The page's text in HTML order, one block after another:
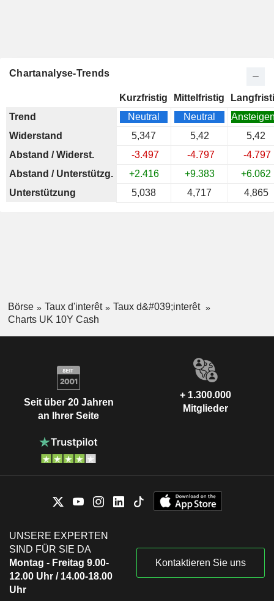
Chartanalyse-Trends
Kurzfristig Mittelfristig
Trend
Neutral Neutral
Widerstand
5,347 5,42
5,42
Abstand / Widerst.
-3.497 -4.797
-4.797
Abstand / Unterstützg.
+2.416 +9.383
+6.062
Unterstützung
5,038 4,717 4,865
Börse Taux d'interêt
Taux d&#039;interêt
Charts UK 10Y Cash
Seit über 20 Jahren
an Ihrer Seite
+ 1.300.000
Mitglieder
UNSERE EXPERTEN
SIND FÜR SIE DA
Montag - Freitag 9.00-
12.00 Uhr / 14.00-18.00
Uhr
Kontaktieren Sie uns